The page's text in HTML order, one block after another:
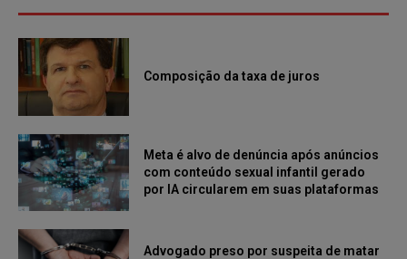
Composição da taxa de juros
Meta é alvo de denúncia após anúncios
com conteúdo sexual infantil gerado
por IA circularem em suas plataformas
Advogado preso por suspeita de matar